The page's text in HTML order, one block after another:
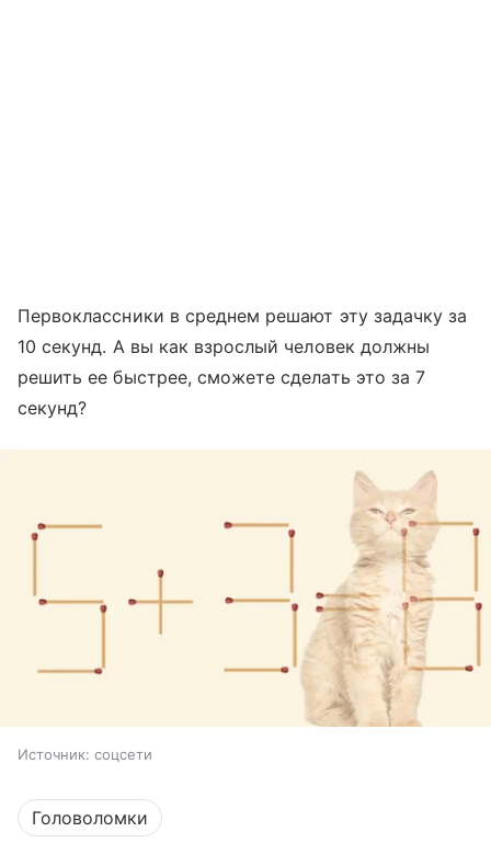
Первоклассники в среднем решают эту задачку за
10 секунд. А вы как взрослый человек должны
решить ее быстрее, сможете сделать это за 7
секунд?
Источник: соцсети
Головоломки